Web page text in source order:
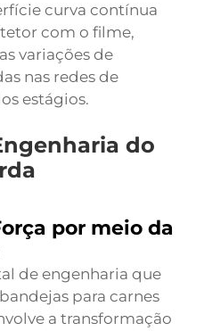
curva contínua
com o filme,
variações de
nas redes de
estágios.
do
por meio da
de engenharia que
para carnes
a transformação